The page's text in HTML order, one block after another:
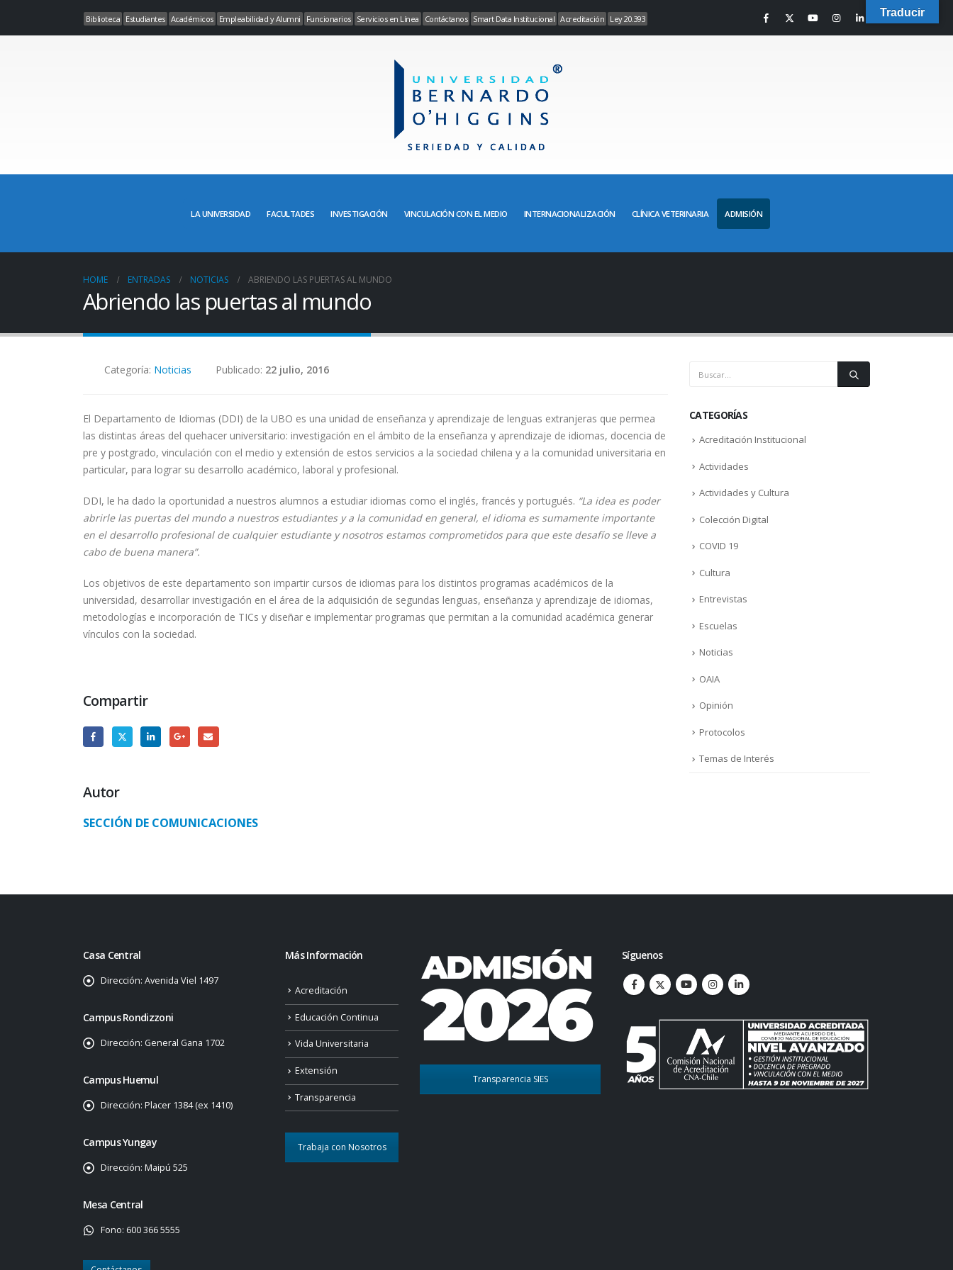
Biblioteca Estudiantes Académicos Empleabilidad y Alumni Funcionarios Servicios en Línea Contáctanos Smart Data Institucional Acreditación Ley 20.393
LA UNIVERSIDAD FACULTADES INVESTIGACIÓN VINCULACIÓN CON EL MEDIO INTERNACIONALIZACIÓN CLÍNICA VETERINARIA ADMISIÓN
HOME ENTRADAS NOTICIAS ABRIENDO LAS PUERTAS AL MUNDO
Abriendo las puertas al mundo
Categoría: Noticias Publicado: 22 julio, 2016
El Departamento de Idiomas (DDI) de la UBO es una unidad de enseñanza y aprendizaje de lenguas extranjeras que permea
las distintas áreas del quehacer universitario: investigación en el ámbito de la enseñanza y aprendizaje de idiomas, docencia de
pre y postgrado, vinculación con el medio y extensión de estos servicios a la sociedad chilena y a la comunidad universitaria en
particular, para lograr su desarrollo académico, laboral y profesional.
DDI, le ha dado la oportunidad a nuestros alumnos a estudiar idiomas como el inglés, francés y portugués. “La idea es poder
abrirle las puertas del mundo a nuestros estudiantes y a la comunidad en general, el idioma es sumamente importante
en el desarrollo profesional de cualquier estudiante y nosotros estamos comprometidos para que este desafío se lleve a
cabo de buena manera”.
Los objetivos de este departamento son impartir cursos de idiomas para los distintos programas académicos de la
universidad, desarrollar investigación en el área de la adquisición de segundas lenguas, enseñanza y aprendizaje de idiomas,
metodologías e incorporación de TICs y diseñar e implementar programas que permitan a la comunidad académica generar
vínculos con la sociedad.
Compartir
Autor
SECCIÓN DE COMUNICACIONES
CATEGORÍAS
Acreditación Institucional
Actividades
Actividades y Cultura
Colección Digital
COVID 19
Cultura
Entrevistas
Escuelas
Noticias
OAIA
Opinión
Protocolos
Temas de Interés
Casa Central
Dirección: Avenida Viel 1497
Campus Rondizzoni
Dirección: General Gana 1702
Campus Huemul
Dirección: Placer 1384 (ex 1410)
Campus Yungay
Dirección: Maipú 525
Mesa Central
Fono: 600 366 5555
Más Información
Acreditación
Educación Continua
Vida Universitaria
Extensión
Transparencia
Trabaja con Nosotros
Transparencia SIES
Síguenos
Traducir